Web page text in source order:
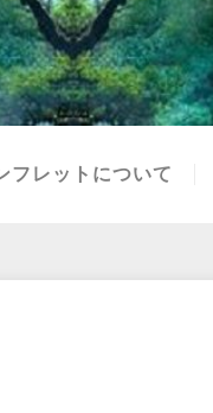
フレットについて